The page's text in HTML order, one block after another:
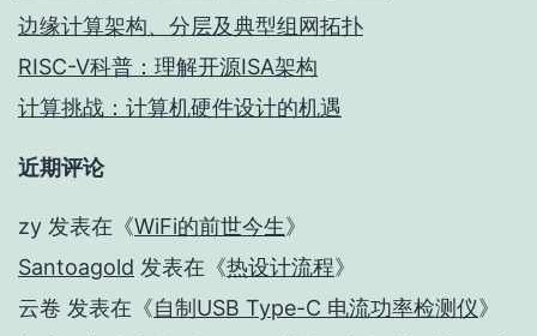
边缘计算架构、分层及典型组网拓扑
RISC-V科普：理解开源ISA架构
计算挑战：计算机硬件设计的机遇
近期评论
zy 发表在《WiFi的前世今生》
Santoagold 发表在《热设计流程》
云卷 发表在《自制USB Type-C 电流功率检测仪》